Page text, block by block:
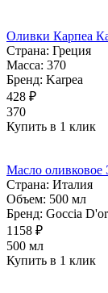
Оливки Карпеа
Страна: Греция
Масса: 370
Бренд: Karpea
428 ₽
370
Купить в 1 клик
Масло оливковое
Страна: Италия
Объем: 500 мл
Бренд: Goccia
1158 ₽
500 мл
Купить в 1 клик